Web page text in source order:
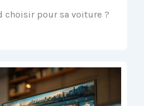
choisir pour sa voiture ?